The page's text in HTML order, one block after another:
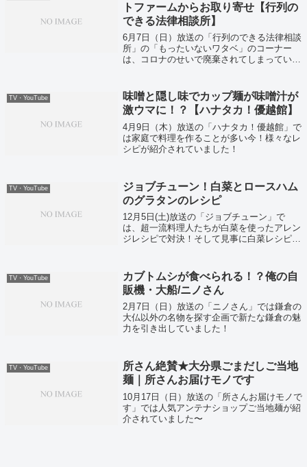
トファームからお取り寄せ【行列の
できる法律相談所】
6月7日（日）放送の「行列のできる法律相談
所」の「もったいないワタベ」のコーナー
は、コロナのせいで廃棄されてしまっている
TV・YouTube
味噌と隠し味でカップ麺が味噌汁が
激ウマに！？【ハナタカ！優越館】
4月9日（木）放送の「ハナタカ！優越館」で
は家庭で料理を作ることが多い今！様々なレ
シピが紹介されていました！
TV・YouTube
ジョブチューン！白菜とロースハム
のグラタンのレシピ
12月5日(土)放送の「ジョブチューン」で
は、超一流料理人たちが白菜を使ったアレン
ジレシピで対決！そして見事に白菜レシピ1
こちら！
TV・YouTube
カブトムシが食べられる！？俺の自
販機・大船/ニノさん
2月7日（日）放送の「ニノさん」では鎌倉の
大仏以外の名物を探す企画で新たな鎌倉の魅
力を引き出していました！
TV・YouTube
所さん絶賛★大分県ごまだしご当地
麺｜所さんお届けモノです
10月17日（日）放送の「所さんお届けモノで
す」では人気アンテナショップご当地麺が紹
介されていました〜